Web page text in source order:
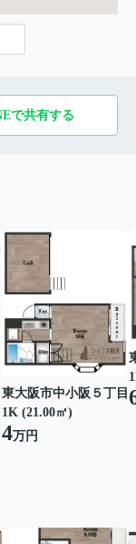
で共有する
東大阪市中小阪５丁目
1K (21.00㎡)
4万円